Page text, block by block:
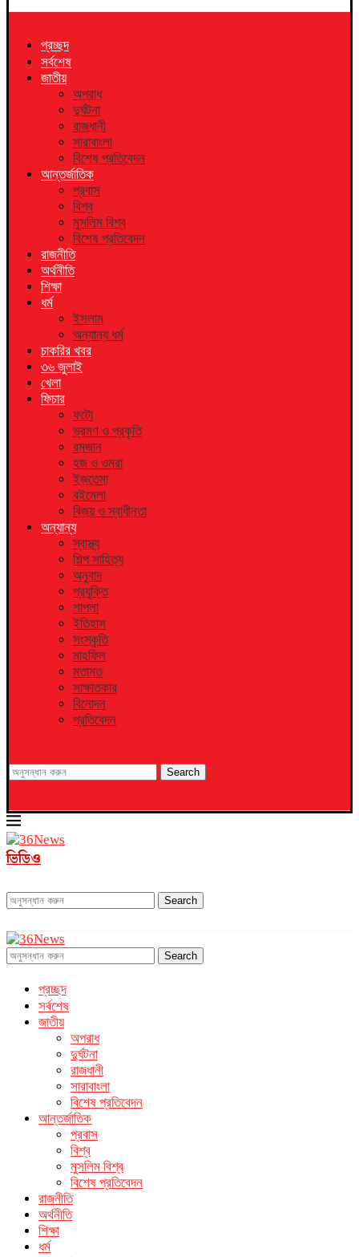
প্রচ্ছদ
সর্বশেষ
জাতীয়
অপরাধ
দুর্ঘটনা
রাজধানী
সারাবাংলা
বিশেষ প্রতিবেদন
আন্তর্জাতিক
প্রবাস
বিশ্ব
মুসলিম বিশ্ব
বিশেষ প্রতিবেদন
রাজনীতি
অর্থনীতি
শিক্ষা
ধর্ম
ইসলাম
অন্যান্য ধর্ম
চাকরির খবর
৩৬ জুলাই
খেলা
ফিচার
ফটো
ভ্রমণ ও প্রকৃতি
রমজান
হজ ও ওমরা
ইজতেমা
বইমেলা
বিজয় ও স্বাধীনতা
অন্যান্য
স্বাস্থ্য
শিল্প সাহিত্য
অনুবাদ
প্রযুক্তি
শাপলা
ইতিহাস
সংস্কৃতি
মাহফিল
মতামত
সাক্ষাতকার
বিনোদন
প্রতিবেদন
Search
ভিডিও
Search
Search
প্রচ্ছদ
সর্বশেষ
জাতীয়
অপরাধ
দুর্ঘটনা
রাজধানী
সারাবাংলা
বিশেষ প্রতিবেদন
আন্তর্জাতিক
প্রবাস
বিশ্ব
মুসলিম বিশ্ব
বিশেষ প্রতিবেদন
রাজনীতি
অর্থনীতি
শিক্ষা
ধর্ম